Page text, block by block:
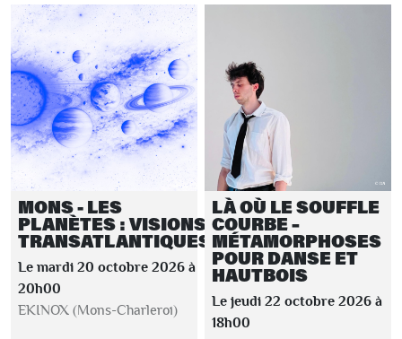
MONS - LES
PLANÈTES : VISIONS
TRANSATLANTIQUES
Le mardi 20 octobre 2026 à
20h00
EKINOX (Mons-Charleroi)
LÀ OÙ LE SOUFFLE
COURBE –
MÉTAMORPHOSES
POUR DANSE ET
HAUTBOIS
Le jeudi 22 octobre 2026 à
18h00